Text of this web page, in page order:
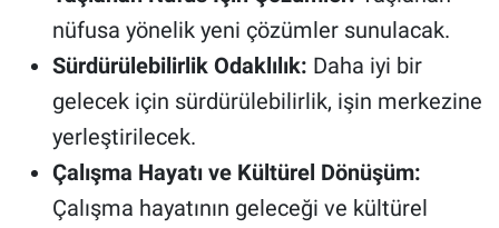
nüfusa yönelik yeni çözümler sunulacak.
Sürdürülebilirlik Odaklılık: Daha iyi bir
gelecek için sürdürülebilirlik, işin merkezine
yerleştirilecek.
Çalışma Hayatı ve Kültürel Dönüşüm:
Çalışma hayatının geleceği ve kültürel